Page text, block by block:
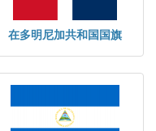
在多明尼加共和国国旗